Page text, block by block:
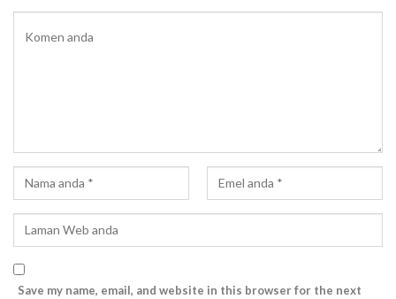
Save my name, email, and website in this browser for the next